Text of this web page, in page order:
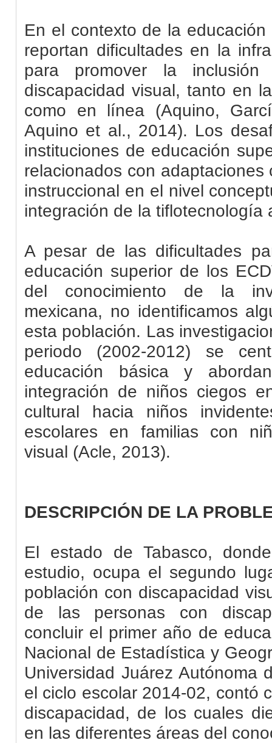
En el contexto de la
reportan dificultades en la
para promover la
discapacidad visual, tanto en
como en línea (Aquino,
Aquino et al., 2014). Los
instituciones de educación
relacionados con adaptaciones
instruccional en el nivel
integración de la tiflotecnología
A pesar de las dificultades
educación superior de los
del conocimiento de la
mexicana, no identificamos
esta población. Las
periodo (2002-2012) se
educación básica y
integración de niños ciegos
cultural hacia niños
escolares en familias con
visual (Acle, 2013).
DESCRIPCIÓN DE LA
El estado de Tabasco,
estudio, ocupa el segundo
población con discapacidad
de las personas con
concluir el primer año de
Nacional de Estadística y
Universidad Juárez Autónoma
el ciclo escolar 2014-02, contó
discapacidad, de los cuales
en las diferentes áreas del